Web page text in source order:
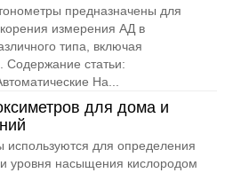
предназначены для
измерения АД в
типа, включая
Содержание статьи:
На...
для дома и
используются для определения
и уровня насыщения кислородом